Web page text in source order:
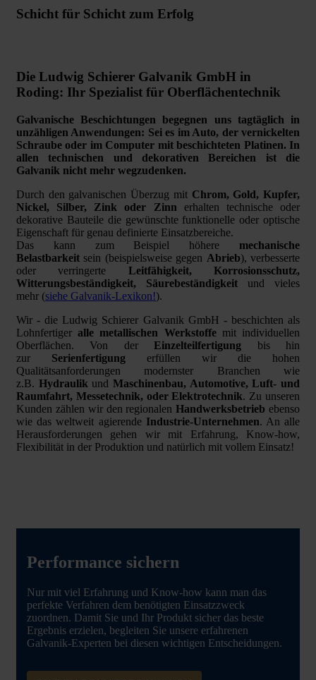
Schicht für Schicht zum Erfolg
Die Ludwig Schierer Galvanik GmbH in
Roding: Ihr Spezialist für Oberflächentechnik
Galvanische Beschichtungen begegnen uns tagtäglich in
unzähligen Anwendungen: Sei es im Auto, der vernickelten
Schraube oder im Computer mit beschichteten Platinen. In
allen technischen und dekorativen Bereichen ist die
Galvanik nicht mehr wegzudenken.
Durch den galvanischen Überzug mit Chrom, Gold, Kupfer,
Nickel, Silber, Zink oder Zinn erhalten technische oder
dekorative Bauteile die gewünschte funktionelle oder optische
Eigenschaft für genau definierte Einsatzbereiche.
Das kann zum Beispiel höhere mechanische
Belastbarkeit sein (beispielsweise gegen Abrieb), verbesserte
oder verringerte Leitfähigkeit, Korrosionsschutz,
Witterungsbeständigkeit, Säurebeständigkeit und vieles
mehr (siehe Galvanik-Lexikon!).
Wir - die Ludwig Schierer Galvanik GmbH - beschichten als
Lohnfertigeralle metallischen Werkstoffemit individuellen
Oberflächen. Von derEinzelteilfertigung bis hin
zur Serienfertigung erfüllen wir die hohen
Qualitätsanforderungen modernster Branchen wie
z.B. Hydraulik undMaschinenbau, Automotive, Luft- und
Raumfahrt, Messetechnik, oder Elektrotechnik. Zu unseren
Kunden zählen wir den regionalenHandwerksbetrieb ebenso
wie das weltweit agierende Industrie-Unternehmen. An alle
Herausforderungen gehen wir mit Erfahrung, Know-how,
Flexibilität in der Produktion und natürlich mit vollem Einsatz!
Performance sichern
Nur mit viel Erfahrung und Know-how kann man das
perfekte Verfahren dem benötigten Einsatzzweck
zuordnen. Damit Sie und Ihr Produkt sicher das beste
Ergebnis erzielen, begleiten Sie unsere erfahrenen
Galvanik-Experten bei diesen wichtigen Entscheidungen.